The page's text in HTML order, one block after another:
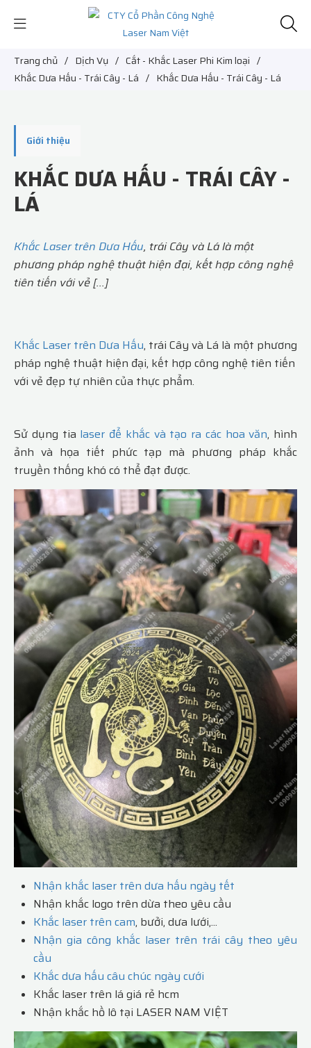
Trang chủ / Dịch Vụ / Cắt - Khắc Laser Phi Kim loại /
Khắc Dưa Hấu - Trái Cây - Lá / Khắc Dưa Hấu - Trái Cây - Lá
Giới thiệu
KHẮC DƯA HẤU - TRÁI CÂY -
LÁ
Khắc Laser trên Dưa Hấu, trái Cây và Lá là một
phương pháp nghệ thuật hiện đại, kết hợp công nghệ
tiên tiến với vẻ [...]
Khắc Laser trên Dưa Hấu, trái Cây và Lá là một phương
pháp nghệ thuật hiện đại, kết hợp công nghệ tiên tiến
với vẻ đẹp tự nhiên của thực phẩm.
Sử dụng tia laser để khắc và tạo ra các hoa văn, hình
ảnh và họa tiết phức tạp mà phương pháp khắc
truyền thống khó có thể đạt được.
Nhận khắc laser trên dưa hấu ngày tết
Nhận khắc logo trên dừa theo yêu cầu
Khắc laser trên cam, bưởi, dưa lưới,...
Nhận gia công khắc laser trên trái cây theo yêu
cầu
Khắc dưa hấu câu chúc ngày cưới
Khắc laser trên lá giá rẻ hcm
Nhận khắc hồ lô tại LASER NAM VIỆT